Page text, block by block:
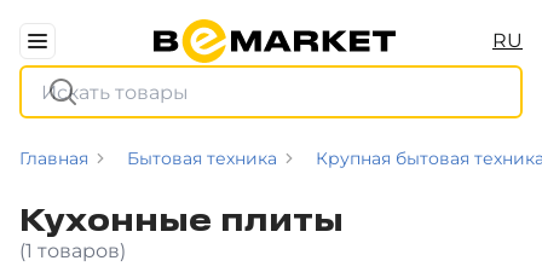
RU
Главная Бытовая техника Крупная бытовая
Кухонные плиты
(1 товаров)